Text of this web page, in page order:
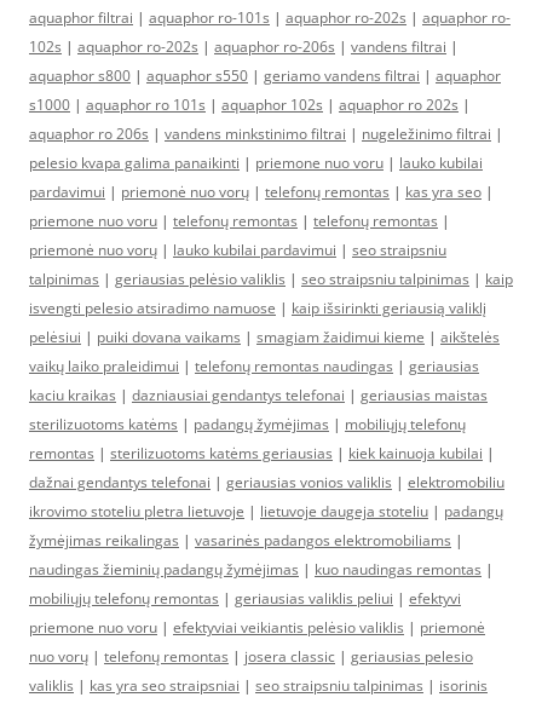
aquaphor filtrai | aquaphor ro-101s | aquaphor ro-202s | aquaphor ro-
102s | aquaphor ro-202s | aquaphor ro-206s | vandens filtrai |
aquaphor s800 | aquaphor s550 | geriamo vandens filtrai | aquaphor
s1000 | aquaphor ro 101s | aquaphor 102s | aquaphor ro 202s |
aquaphor ro 206s | vandens minkstinimo filtrai | nugeležinimo filtrai |
pelesio kvapa galima panaikinti | priemone nuo voru | lauko kubilai
pardavimui | priemonė nuo vorų | telefonų remontas | kas yra seo |
priemone nuo voru | telefonų remontas | telefonų remontas |
priemonė nuo vorų | lauko kubilai pardavimui | seo straipsniu
talpinimas | geriausias pelėsio valiklis | seo straipsniu talpinimas | kaip
isvengti pelesio atsiradimo namuose | kaip išsirinkti geriausią valiklį
pelėsiui | puiki dovana vaikams | smagiam žaidimui kieme | aikštelės
vaikų laiko praleidimui | telefonų remontas naudingas | geriausias
kaciu kraikas | dazniausiai gendantys telefonai | geriausias maistas
sterilizuotoms katėms | padangų žymėjimas | mobiliųjų telefonų
remontas | sterilizuotoms katėms geriausias | kiek kainuoja kubilai |
dažnai gendantys telefonai | geriausias vonios valiklis | elektromobiliu
ikrovimo stoteliu pletra lietuvoje | lietuvoje daugeja stoteliu | padangų
žymėjimas reikalingas | vasarinės padangos elektromobiliams |
naudingas žieminių padangų žymėjimas | kuo naudingas remontas |
mobiliųjų telefonų remontas | geriausias valiklis peliui | efektyvi
priemone nuo voru | efektyviai veikiantis pelėsio valiklis | priemonė
nuo vorų | telefonų remontas | josera classic | geriausias pelesio
valiklis | kas yra seo straipsniai | seo straipsniu talpinimas | isorinis